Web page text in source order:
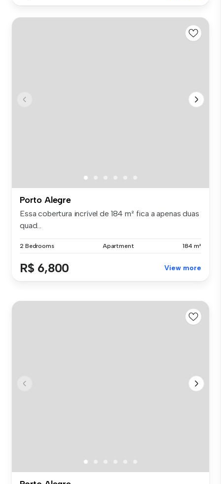
Porto Alegre
Essa cobertura incrível de 184 m² fica a apenas duas
quad...
2 Bedrooms Apartment 184 m²
R$ 6,800 View more